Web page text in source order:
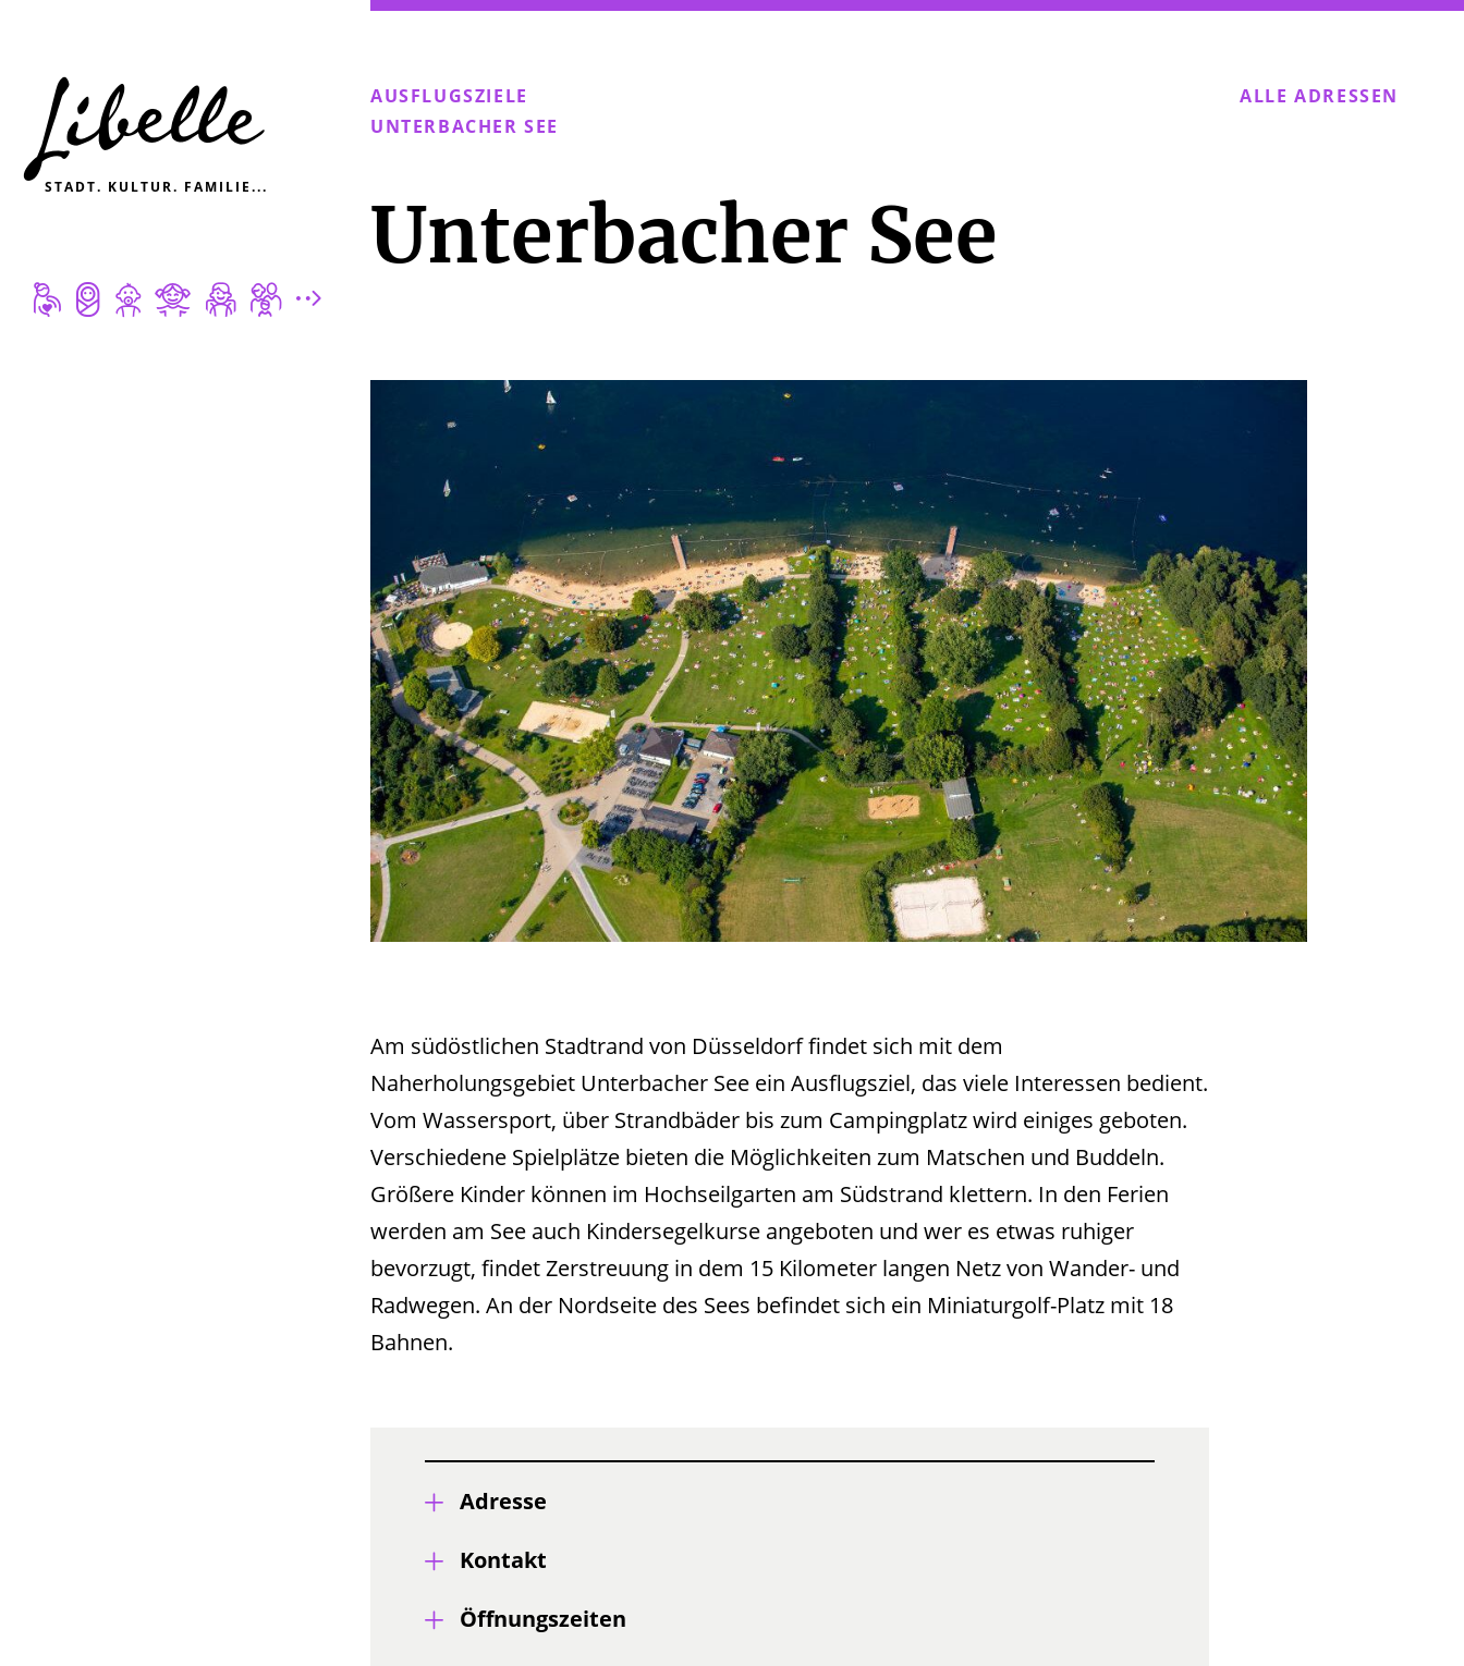

STADT. KULTUR. FAMILIE...
      
AUSFLUGSZIELE
UNTERBACHER SEE
ALLE ADRESSEN
Unterbacher See
Am südöstlichen Stadtrand von Düsseldorf findet sich mit dem
Naherholungsgebiet Unterbacher See ein Ausflugsziel, das viele Interessen bedient.
Vom Wassersport, über Strandbäder bis zum Campingplatz wird einiges geboten.
Verschiedene Spielplätze bieten die Möglichkeiten zum Matschen und Buddeln.
Größere Kinder können im Hochseilgarten am Südstrand klettern. In den Ferien
werden am See auch Kindersegelkurse angeboten und wer es etwas ruhiger
bevorzugt, findet Zerstreuung in dem 15 Kilometer langen Netz von Wander- und
Radwegen. An der Nordseite des Sees befindet sich ein Miniaturgolf-Platz mit 18
Bahnen.
Adresse
Kontakt
Öffnungszeiten